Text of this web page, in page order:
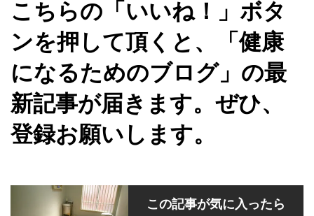
こちらの「いいね！」ボタ
ンを押して頂くと、「健康
になるためのブログ」の最
新記事が届きます。ぜひ、
登録お願いします。
この記事が気に入ったら